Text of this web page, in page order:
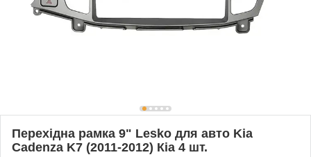
Перехідна рамка 9" Lesko для авто Kia
Cadenza K7 (2011-2012) Кіа 4 шт.